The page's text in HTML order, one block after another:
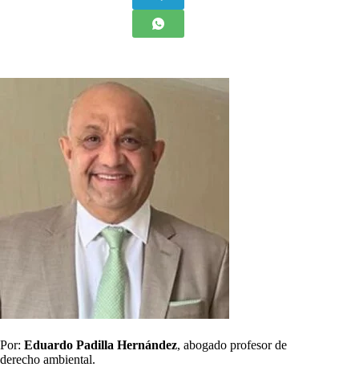
Por: Eduardo Padilla Hernández, abogado profesor de
derecho ambiental.